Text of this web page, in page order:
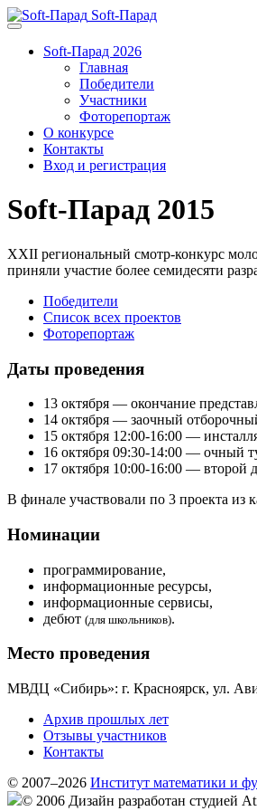
Soft-Парад
Soft-Парад 2026
Главная
Победители
Участники
Фоторепортаж
О конкурсе
Контакты
Вход и регистрация
Soft-Парад 2015
XXII региональный смотр-конкурс
приняли участие более семидесяти
Победители
Список всех проектов
Фоторепортаж
Даты проведения
13 октября — окончание
14 октября — заочный
15 октября 12:00-16:00 —
16 октября 09:30-14:00 — очный
17 октября 10:00-16:00 — второй
В финале участвовали по 3 проекта из
Номинации
программирование,
информационные ресурсы,
информационные сервисы,
дебют (для школьников).
Место проведения
МВДЦ «Сибирь»: г. Красноярск, ул.
Архив прошлых лет
Отзывы участников
Контакты
© 2007–2026 Институт математики и
© 2006 Дизайн разработан студией